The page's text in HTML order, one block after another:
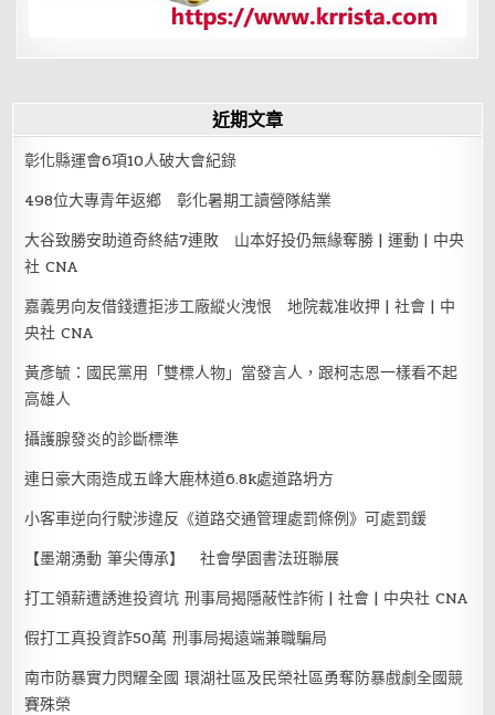
近期文章
彰化縣運會6項10人破大會紀錄
498位大專青年返鄉 彰化暑期工讀營隊結業
大谷致勝安助道奇終結7連敗 山本好投仍無緣奪勝 | 運動 | 中央
社 CNA
嘉義男向友借錢遭拒涉工廠縱火洩恨 地院裁准收押 | 社會 | 中
央社 CNA
黃彥毓：國民黨用「雙標人物」當發言人，跟柯志恩一樣看不起
高雄人
攝護腺發炎的診斷標準
連日豪大雨造成五峰大鹿林道6.8k處道路坍方
小客車逆向行駛涉違反《道路交通管理處罰條例》可處罰鍰
【墨潮湧動 筆尖傳承】 社會學園書法班聯展
打工領薪遭誘進投資坑 刑事局揭隱蔽性詐術 | 社會 | 中央社 CNA
假打工真投資詐50萬 刑事局揭遠端兼職騙局
南市防暴實力閃耀全國 環湖社區及民榮社區勇奪防暴戲劇全國競
賽殊榮